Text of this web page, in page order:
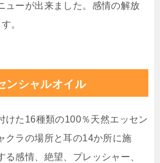
ューが出来ました。感情の解放
。
ンシャルオイル
けた16種類の100％天然エッセン
クラの場所と耳の14か所に施
る感情、絶望、プレッシャー、